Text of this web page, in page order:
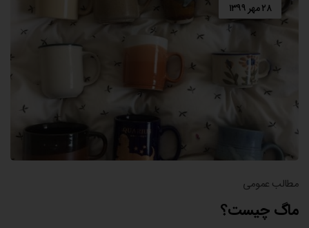
۲۸ مهر ۱۳۹۹
مطالب عمومی
ماگ چیست؟